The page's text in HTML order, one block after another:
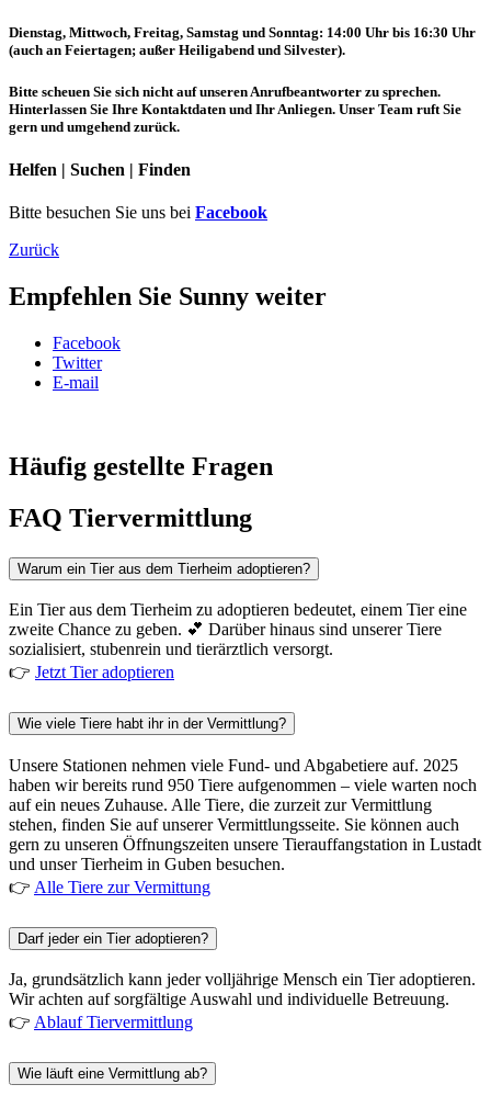
Dienstag, Mittwoch, Freitag, Samstag und Sonntag: 14:00 Uhr bis 16:30 Uhr
(auch an Feiertagen; außer Heiligabend und Silvester).
Bitte scheuen Sie sich nicht auf unseren Anrufbeantworter zu sprechen.
Hinterlassen Sie Ihre Kontaktdaten und Ihr Anliegen. Unser Team ruft Sie
gern und umgehend zurück.
Helfen | Suchen | Finden
Bitte besuchen Sie uns bei Facebook
Zurück
Empfehlen Sie Sunny weiter
Facebook
Twitter
E-mail
Häufig gestellte Fragen
FAQ Tiervermittlung
Warum ein Tier aus dem Tierheim adoptieren?
Ein Tier aus dem Tierheim zu adoptieren bedeutet, einem Tier eine
zweite Chance zu geben. 💕 Darüber hinaus sind unserer Tiere
sozialisiert, stubenrein und tierärztlich versorgt.
👉 Jetzt Tier adoptieren
Wie viele Tiere habt ihr in der Vermittlung?
Unsere Stationen nehmen viele Fund- und Abgabetiere auf. 2025
haben wir bereits rund 950 Tiere aufgenommen – viele warten noch
auf ein neues Zuhause. Alle Tiere, die zurzeit zur Vermittlung
stehen, finden Sie auf unserer Vermittlungsseite. Sie können auch
gern zu unseren Öffnungszeiten unsere Tierauffangstation in Lustadt
und unser Tierheim in Guben besuchen.
👉 Alle Tiere zur Vermittung
Darf jeder ein Tier adoptieren?
Ja, grundsätzlich kann jeder volljährige Mensch ein Tier adoptieren.
Wir achten auf sorgfältige Auswahl und individuelle Betreuung.
👉 Ablauf Tiervermittlung
Wie läuft eine Vermittlung ab?